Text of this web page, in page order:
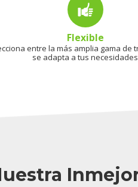
Flexible
entre la más amplia gama de
se adapta a tus necesidades